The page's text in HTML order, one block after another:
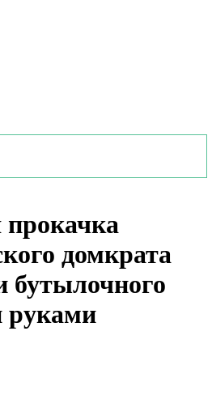
домкрата
бутылочного
руками